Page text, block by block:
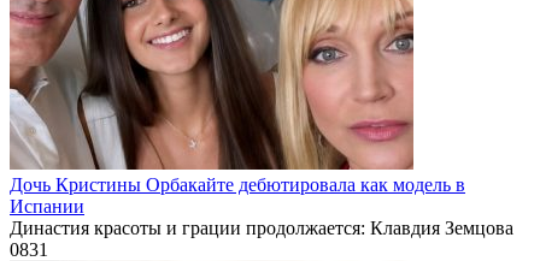
Дочь Кристины Орбакайте дебютировала как модель в
Испании
Династия красоты и грации продолжается: Клавдия Земцова
0831